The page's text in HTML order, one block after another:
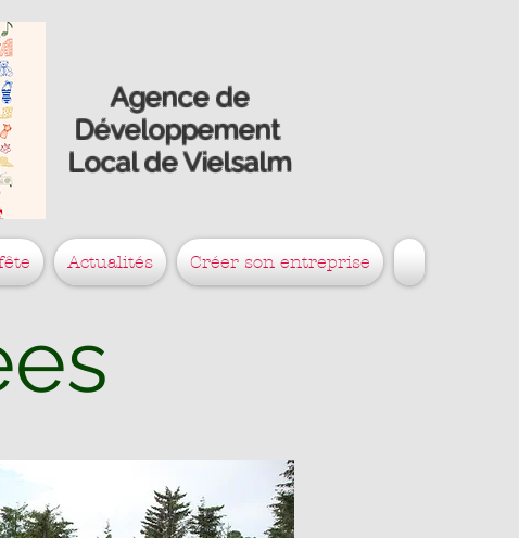
Actualités Créer son entreprise
Agence de
Développement
Local de Vielsalm